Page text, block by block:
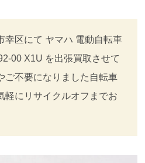
幸区にて ヤマハ 電動自転車
00 X1U を出張買取させて
ご不要になりました自転車
軽にリサイクルオフまでお